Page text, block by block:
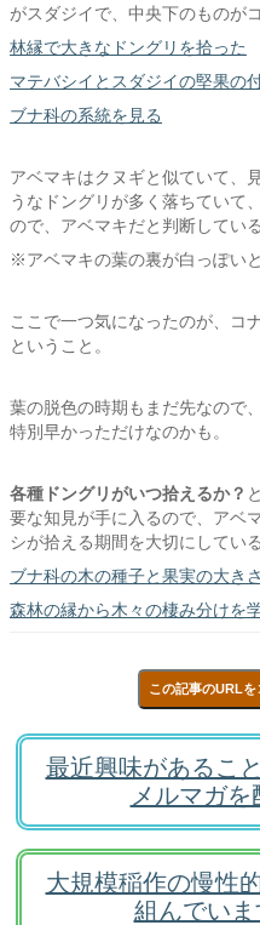
がスダジイで、中央下のものが
林縁で大きなドングリを拾った
マテバシイとスダジイの堅果の
ブナ科の系統を見る
アベマキはクヌギと似ていて、
うなドングリが多く落ちていて
ので、アベマキだと判断している
※アベマキの葉の裏が白っぽい
ここで一つ気になったのが、コ
ということ。
葉の脱色の時期もまだ先なので
特別早かっただけなのかも。
各種ドングリがいつ拾えるか？
要な知見が手に入るので、アベ
シが拾える期間を大切にしている
ブナ科の木の種子と果実の大き
森林の縁から木々の棲み分けを
この記事のURLを
最近興味があるこ
メルマガ
大規模稲作の慢性
組んでい